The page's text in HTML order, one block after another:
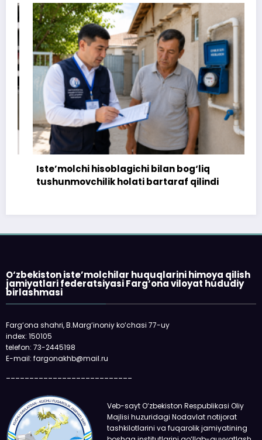
Iste’molchi hisoblagichi bilan bog‘liq
tushunmovchilik holati bartaraf qilindi
O‘zbekiston iste’molchilar huquqlarini himoya qilish
jamiyatlari federatsiyasi Farg‘ona viloyat hududiy
birlashmasi
Farg‘ona shahri, B.Marg‘inoniy ko‘chasi 77-uy
index: 150105
telefon: 73-2445198
E-mail: fargonakhb@mail.ru
Veb-sayt O‘zbekiston Respublikasi Oliy
Majlisi huzuridagi Nodavlat notijorat
tashkilotlarini va fuqarolik jamiyatining